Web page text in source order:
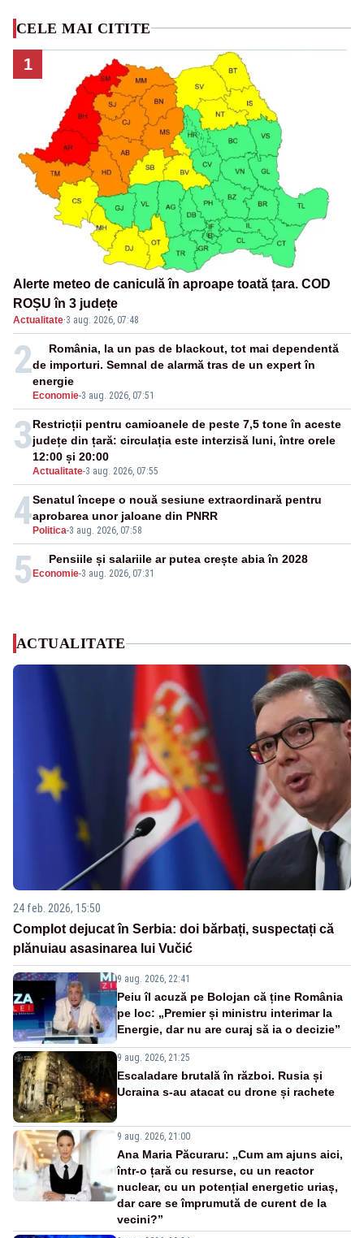
CELE MAI CITITE
1
Alerte meteo de caniculă în aproape toată țara. COD
ROȘU în 3 județe
Actualitate·3 aug. 2026, 07:48
2
Economie-3 aug. 2026, 07:51
România, la un pas de blackout, tot mai dependentă
de importuri. Semnal de alarmă tras de un expert în
energie
3
Actualitate-3 aug. 2026, 07:55
Restricții pentru camioanele de peste 7,5 tone în aceste
județe din țară: circulația este interzisă luni, între orele
12:00 și 20:00
4 Politica-3 aug. 2026, 07:58
Senatul începe o nouă sesiune extraordinară pentru
aprobarea unor jaloane din PNRR
5 Economie-3 aug. 2026, 07:31
Pensiile și salariile ar putea crește abia în 2028
ACTUALITATE
24 feb. 2026, 15:50
Complot dejucat în Serbia: doi bărbați, suspectați că
plănuiau asasinarea lui Vučić
9 aug. 2026, 22:41
Peiu îl acuză pe Bolojan că ține România
pe loc: „Premier și ministru interimar la
Energie, dar nu are curaj să ia o decizie”
9 aug. 2026, 21:25
Escaladare brutală în război. Rusia și
Ucraina s-au atacat cu drone și rachete
9 aug. 2026, 21:00
Ana Maria Păcuraru: „Cum am ajuns aici,
într-o țară cu resurse, cu un reactor
nuclear, cu un potențial energetic uriaș,
dar care se împrumută de curent de la
vecini?”